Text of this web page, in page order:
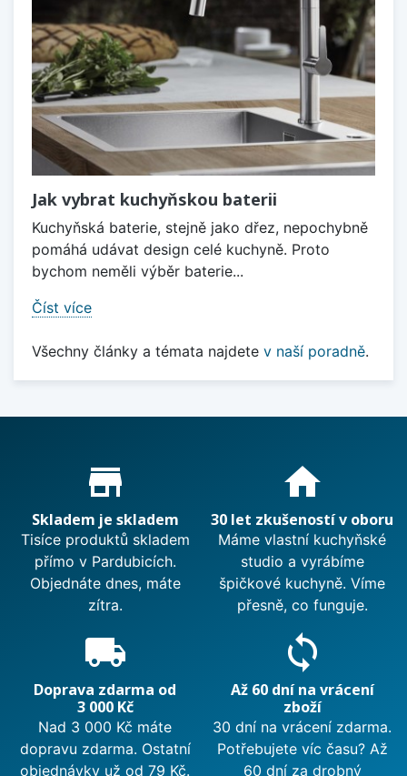
Jak vybrat kuchyňskou baterii
Kuchyňská baterie, stejně jako dřez, nepochybně
pomáhá udávat design celé kuchyně. Proto
bychom neměli výběr baterie...
Číst více
Všechny články a témata najdete v naší poradně.
Proč nakupovat u nás?
store_mall_directory
Skladem je skladem
Tisíce produktů skladem
přímo v Pardubicích.
Objednáte dnes, máte
zítra.
home
30 let zkušeností v oboru
Máme vlastní kuchyňské
studio a vyrábíme
špičkové kuchyně. Víme
přesně, co funguje.
local_shipping
Doprava zdarma od
3 000 Kč
Nad 3 000 Kč máte
dopravu zdarma. Ostatní
objednávky už od 79 Kč.
sync
Až 60 dní na vrácení
zboží
30 dní na vrácení zdarma.
Potřebujete víc času? Až
60 dní za drobný